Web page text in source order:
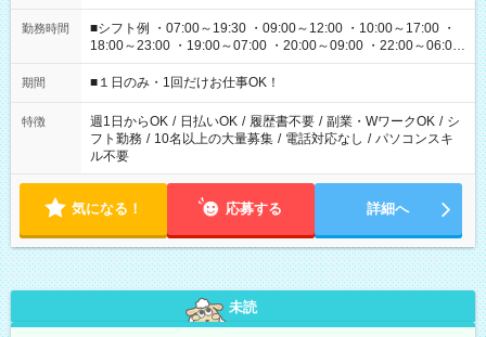
勤務時間
■シフト例 ・07:00～19:30 ・09:00～12:00 ・10:00～17:00 ・
18:00～23:00 ・19:00～07:00 ・20:00～09:00 ・22:00～06:00
etc ★最短で3時間で5,120円のお仕事から 15時間で2万円近く稼
げるお仕事も！ ご希望のお時間に合わせてご紹介！ ※シフトは
ください！
期間 ■１日のみ・1回だけお仕事OK！
特徴 週1日からOK / 日払いOK / 履歴書不要 / 副業・WワークOK / シ
フト勤務 / 10名以上の大量募集 / 電話対応なし / パソコンスキ
ル不要
気になる！ 応募する 詳細へ
未読